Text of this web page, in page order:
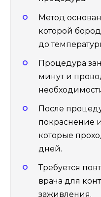
Метод
которой
до
Процедура
минут и
После
покраснение
которые
дней.
Требуется
врача для
заживления.